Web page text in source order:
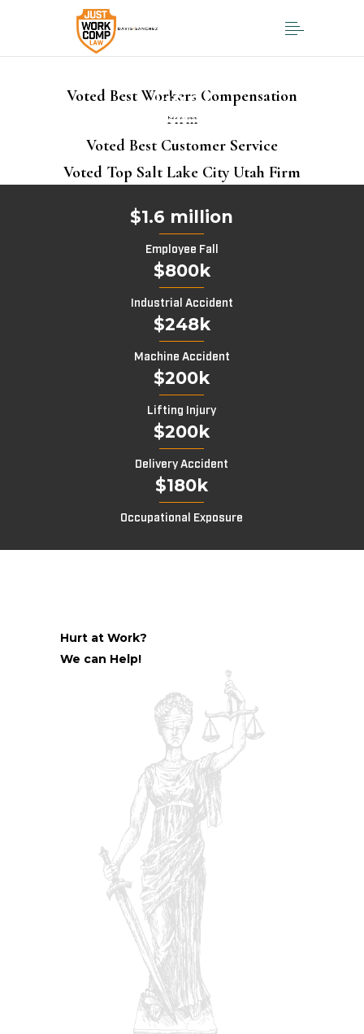
Voted Best Workers Compensation
Firm
Voted Best Customer Service
Voted Top Salt Lake City Utah Firm
$1.6 million
Employee Fall
$800k
Industrial Accident
$248k
Machine Accident
$200k
Lifting Injury
$200k
Delivery Accident
$180k
Occupational Exposure
Hurt at Work?
We can Help!